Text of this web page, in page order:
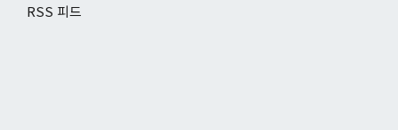
RSS 피드